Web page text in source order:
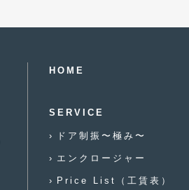
HOME
SERVICE
ドア制振〜極み〜
エンクロージャー
Price List（工賃表）